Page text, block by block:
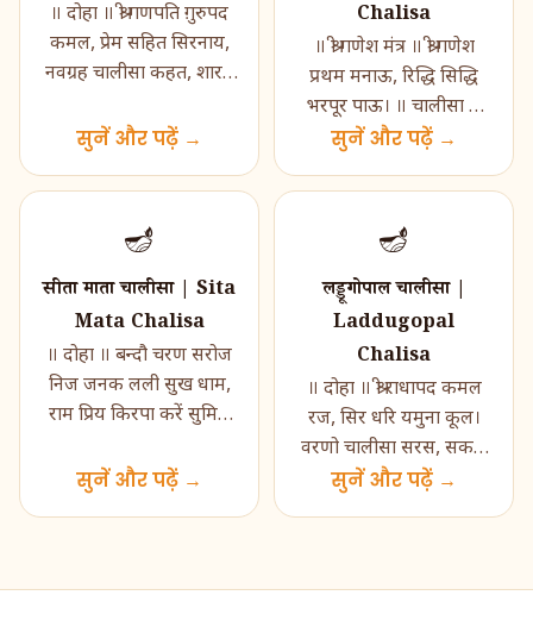
॥ दोहा ॥ श्री गणपति ग़ुरुपद
कमल, प्रेम सहित सिरनाय,
नवग्रह चालीसा कहत, शारद
शशि सोम बुध, जय गुरु
सुनें और पढ़ें →
Chalisa
॥ श्री गणेश मंत्र ॥ श्री गणेश
प्रथम मनाऊ, रिद्धि सिद्धि
भरपूर पाऊ। ॥ चालीसा ॥
नमो नमो श्री नागणेच्या माता,
सुनें और पढ़ें →
🪔
सीता माता चालीसा | Sita
Mata Chalisa
॥ दोहा ॥ बन्दौ चरण सरोज
निज जनक लली सुख धाम,
राम प्रिय किरपा करें सुमिरौं
पढ़ें सुधरैं सगरे क�...
सुनें और पढ़ें →
🪔
लड्डूगोपाल चालीसा |
Laddugopal
Chalisa
॥ दोहा ॥ श्री राधापद कमल
रज, सिर धरि यमुना कूल।
वरणो चालीसा सरस, सकल
सुमंगल मूल ॥ ॥ चौपाई ॥
सुनें और पढ़ें →